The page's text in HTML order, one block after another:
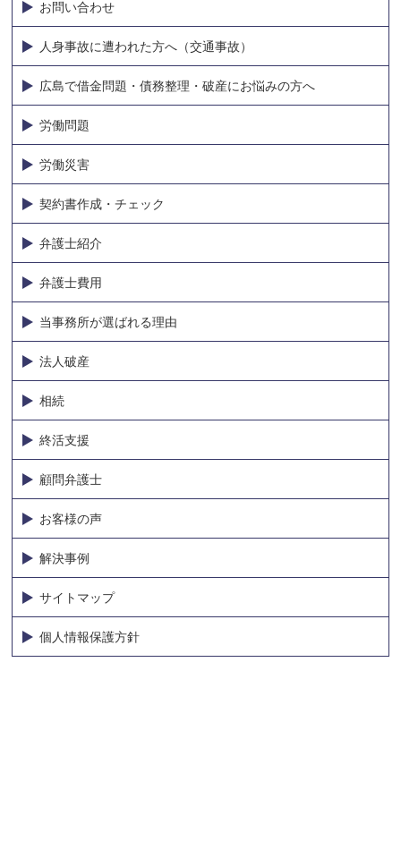
お問い合わせ
人身事故に遭われた方へ（交通事故）
広島で借金問題・債務整理・破産にお悩みの方へ
労働問題
労働災害
契約書作成・チェック
弁護士紹介
弁護士費用
当事務所が選ばれる理由
法人破産
相続
終活支援
顧問弁護士
お客様の声
解決事例
サイトマップ
個人情報保護方針